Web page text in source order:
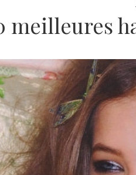
meilleures